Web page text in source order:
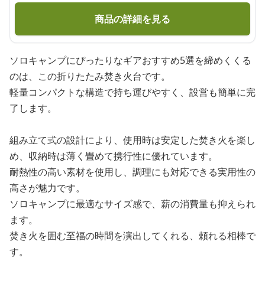
商品の詳細を見る
ソロキャンプにぴったりなギアおすすめ5選を締めくくる
のは、この折りたたみ焚き火台です。
軽量コンパクトな構造で持ち運びやすく、設営も簡単に完
了します。
組み立て式の設計により、使用時は安定した焚き火を楽し
め、収納時は薄く畳めて携行性に優れています。
耐熱性の高い素材を使用し、調理にも対応できる実用性の
高さが魅力です。
ソロキャンプに最適なサイズ感で、薪の消費量も抑えられ
ます。
焚き火を囲む至福の時間を演出してくれる、頼れる相棒で
す。